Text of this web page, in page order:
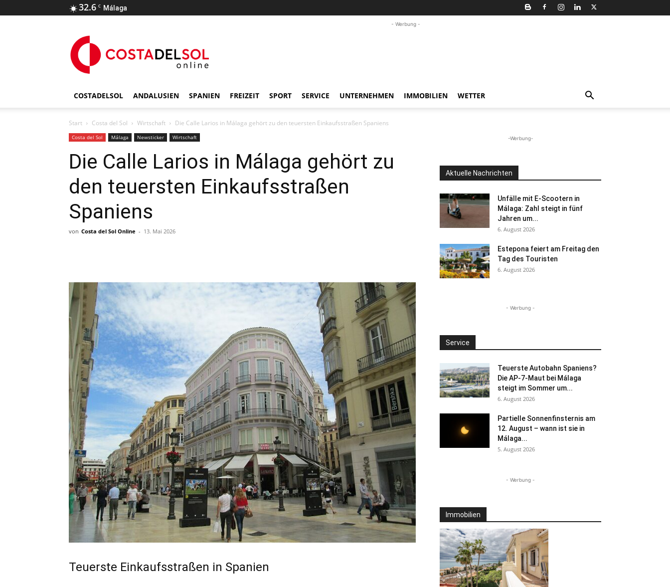
32.6 C Málaga
- Werbung -
COSTADELSOL ANDALUSIEN SPANIEN FREIZEIT SPORT SERVICE UNTERNEHMEN IMMOBILIEN WETTER
Start Costa del Sol Wirtschaft Die Calle Larios in Málaga gehört zu den teuersten Einkaufsstraßen Spaniens
Costa del Sol Málaga Newsticker Wirtschaft
Die Calle Larios in Málaga gehört zu
den teuersten Einkaufsstraßen
Spaniens
von Costa del Sol Online - 13. Mai 2026
Teuerste Einkaufsstraßen in Spanien
-Werbung-
Aktuelle Nachrichten
Unfälle mit E-Scootern in
Málaga: Zahl steigt in fünf
Jahren um...
6. August 2026
Estepona feiert am Freitag den
Tag des Touristen
6. August 2026
- Werbung -
Service
Teuerste Autobahn Spaniens?
Die AP-7-Maut bei Málaga
steigt im Sommer um...
6. August 2026
Partielle Sonnenfinsternis am
12. August – wann ist sie in
Málaga...
5. August 2026
- Werbung -
Immobilien